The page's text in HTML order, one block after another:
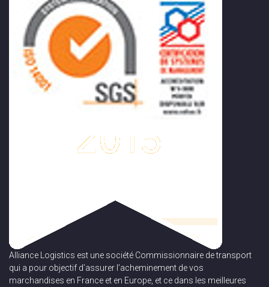
Alliance Logistics est une société Commissionnaire de transport
qui a pour objectif d’assurer l’acheminement de vos
marchandises en France et en Europe, et ce dans les meilleures